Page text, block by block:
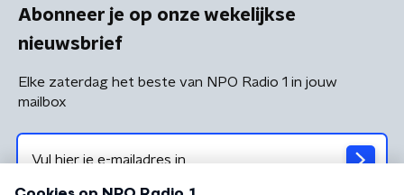
Abonneer je op onze wekelijkse
nieuwsbrief
Elke zaterdag het beste van NPO Radio 1 in jouw
mailbox